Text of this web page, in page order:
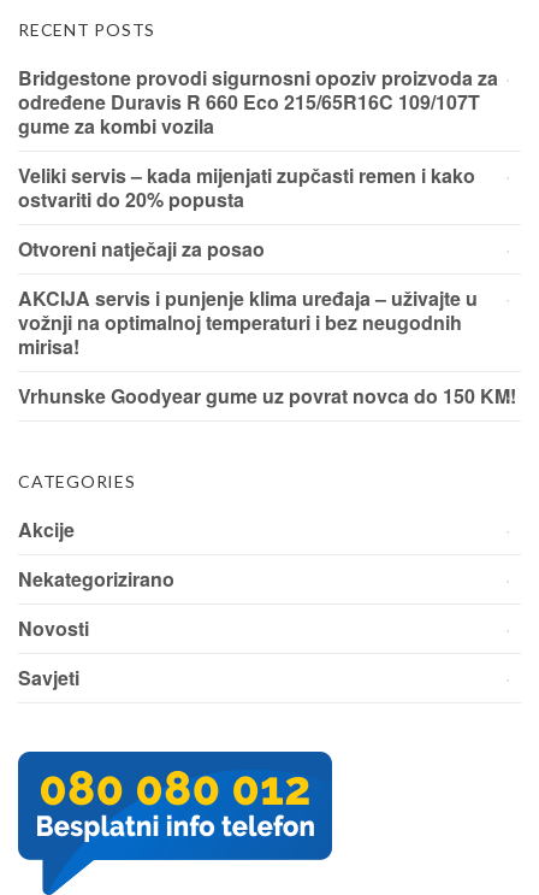
RECENT POSTS
Bridgestone provodi sigurnosni opoziv proizvoda za
određene Duravis R 660 Eco 215/65R16C 109/107T
gume za kombi vozila
Veliki servis – kada mijenjati zupčasti remen i kako
ostvariti do 20% popusta
Otvoreni natječaji za posao
AKCIJA servis i punjenje klima uređaja – uživajte u
vožnji na optimalnoj temperaturi i bez neugodnih
mirisa!
Vrhunske Goodyear gume uz povrat novca do 150 KM!
CATEGORIES
Akcije
Nekategorizirano
Novosti
Savjeti